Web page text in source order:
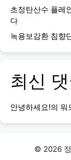
초정탄산수 플레
다
녹용보감환 침향
최신
안녕하세요!의 워
© 2026